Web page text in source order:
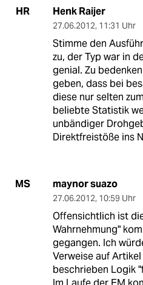
HR Henk Raijer
27.06.2012, 11:31 Uhr
Stimme den
zu, der Typ war in
genial. Zu
geben, dass bei
diese nur selten
beliebte Statistik
unbändiger
Direktfreistöße ins
MS maynor suazo
27.06.2012, 10:59 Uhr
Offensichtlich ist
Wahrnehmung"
gegangen. Ich
Verweise auf
beschrieben Logik